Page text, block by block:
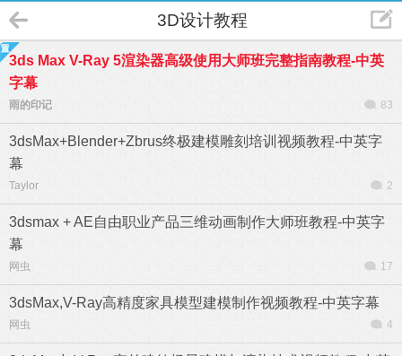
3D设计教程
3ds Max V-Ray 5渲染器高级使用大师班完整指南教程-中英
字幕
雨的印记 83
3dsMax+Blender+Zbrus终极建模雕刻培训视频教程-中英字
幕
Taylor 2
3dsmax + AE自由职业产品三维动画制作大师班教程-中英字
幕
网虫 17
3dsMax,V-Ray高精度家具模型建模制作视频教程-中英字幕
网虫 4